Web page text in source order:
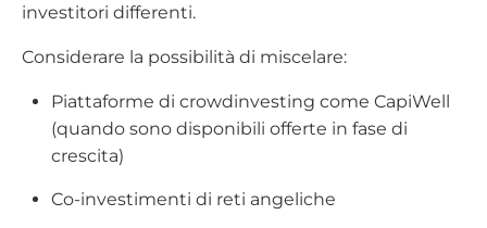
investitori differenti.
Considerare la possibilità di miscelare:
Piattaforme di crowdinvesting come CapiWell
(quando sono disponibili offerte in fase di
crescita)
Co-investimenti di reti angeliche